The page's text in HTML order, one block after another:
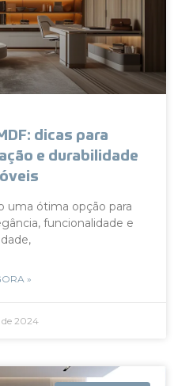
dicas para
e durabilidade
uma ótima opção para
funcionalidade e
»
2024